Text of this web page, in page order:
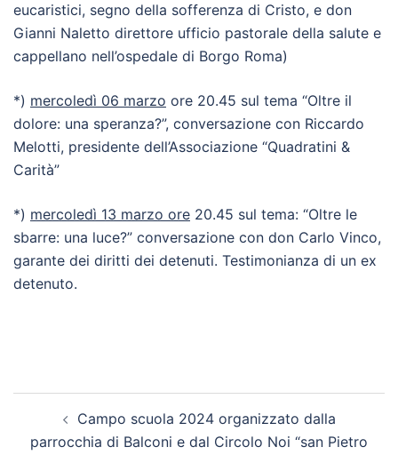
eucaristici, segno della sofferenza di Cristo, e don
Gianni Naletto direttore ufficio pastorale della salute e
cappellano nell’ospedale di Borgo Roma)
*) mercoledì 06 marzo ore 20.45 sul tema “Oltre il
dolore: una speranza?”, conversazione con Riccardo
Melotti, presidente dell’Associazione “Quadratini &
Carità”
*) mercoledì 13 marzo ore 20.45 sul tema: “Oltre le
sbarre: una luce?” conversazione con don Carlo Vinco,
garante dei diritti dei detenuti. Testimonianza di un ex
detenuto.
articoloCampo scuola 2024 organizzato dalla
parrocchia di Balconi e dal Circolo Noi “san Pietro